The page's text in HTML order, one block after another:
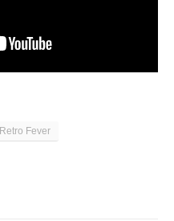
Retro Fever